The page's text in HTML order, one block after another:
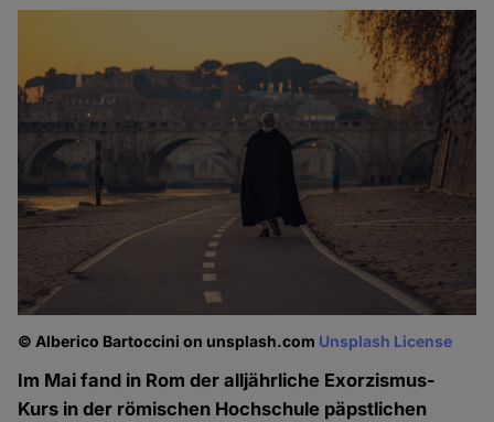
© Alberico Bartoccini on unsplash.com Unsplash License
Im Mai fand in Rom der alljährliche Exorzismus-
Kurs in der römischen Hochschule päpstlichen